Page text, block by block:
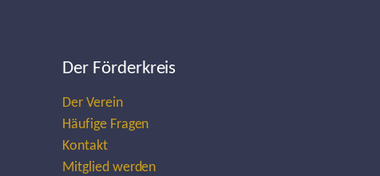
Der Förderkreis
Der Verein
Häufige Fragen
Kontakt
Mitglied werden